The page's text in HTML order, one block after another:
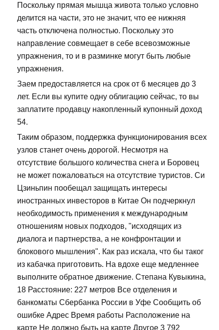
Поскольку прямая мышца живота только условно
делится на части, это не значит, что ее нижняя
часть отключена полностью. Поскольку это
направление совмещает в себе всевозможные
упражнения, то и в разминке могут быть любые
упражнения.
Заем предоставляется на срок от 6 месяцев до 3
лет. Если вы купите одну облигацию сейчас, то вы
заплатите продавцу накопленный купонный доход
54.
Таким образом, поддержка функционирования всех
узлов станет очень дорогой. Несмотря на
отсутствие большого количества снега и Боровец
не может пожаловаться на отсутствие туристов. Си
Цзиньпин пообещал защищать интересы
иностранных инвесторов в Китае Он подчеркнул
необходимость применения к международным
отношениям новых подходов, "исходящих из
диалога и партнерства, а не конфронтации и
блокового мышления". Как раз искала, что бы таког
из кабачка приготовить. На вдохе еще медленнее
выполните обратное движение. Степана Кувыкина,
18 Расстояние: 227 метров Все отделения и
банкоматы Сбербанка России в Уфе Сообщить об
ошибке Адрес Время работы Расположение на
карте Не должно быть на карте Другое 3 792